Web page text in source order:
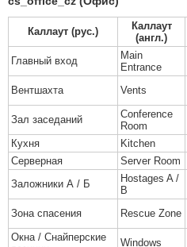
Каллаут (рус.)
Каллаут
(англ.)
Главный вход
Main
Entrance
Вентшахта Vents
Зал заседаний
Conference
Room
Кухня
Kitchen
Серверная
Server Room
Заложники А / Б
Hostages A /
B
Зона спасения Rescue Zone
Окна / Снайперские
Windows